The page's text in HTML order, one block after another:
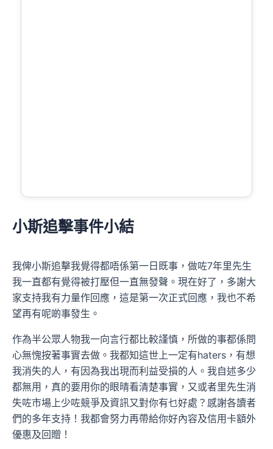
小斯追擊事件小結
我俾小斯追擊我覺得都唔係第一日既事，做咗7年里先生
我一直都有覺得被打壓但一直無發聲。現在好了，多謝大
家支持我有力量作回應，這是第一次正式回應，我也不希
望再有呢啲事發生。
作為半公眾人物我一向言行都比較謹慎，所做的事都係問
心無愧按著事實去做。我都知這世上一定有haters，有想
我消失的人，有因為我出現而利益受損的人。我自述多少
都無用，真的要用你的眼晴看清楚事實，又或者里先生消
失咗市場上少咗競爭及資訊又對你有乜好處？感謝各讀者
們的多年支持！我都會努力再帶給你好內容及信用卡額外
優惠及回贈！